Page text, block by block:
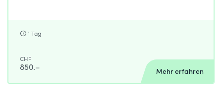
1 Tag
CHF
850.– Mehr erfahren